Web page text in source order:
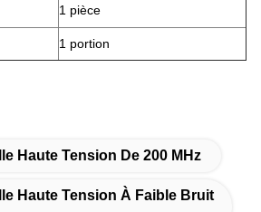
1 pièce
1 portion
Haute Tension De 200 MHz
Haute Tension À Faible Bruit